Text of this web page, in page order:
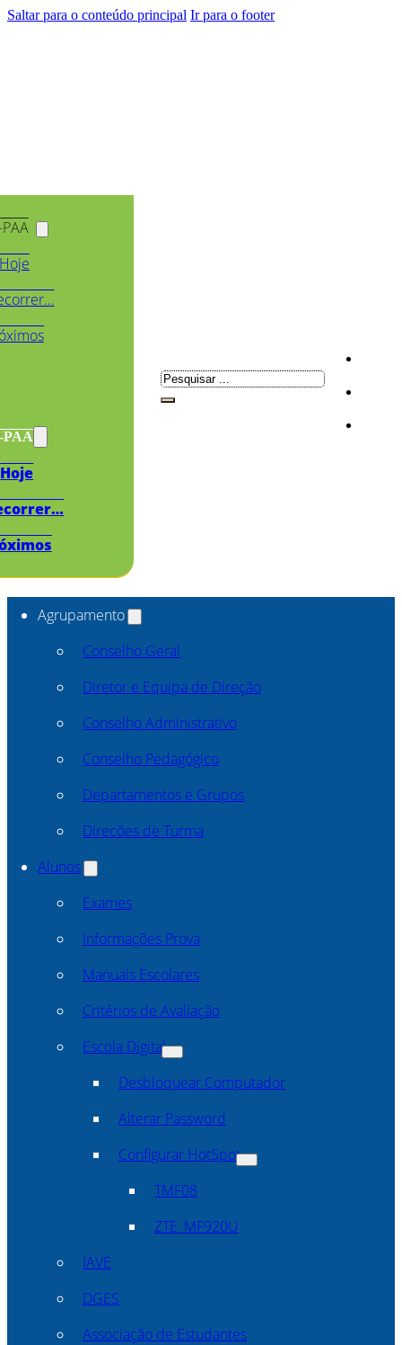
Saltar para o conteúdo principal Ir para o footer
PAA
Hoje
Pesquisar
Agrupamento
Conselho Geral
Diretor e Equipa de Direção
Conselho Administrativo
Conselho Pedagógico
Departamentos e Grupos
Direcões de Turma
Alunos
Exames
Informações Prova
Manuais Escolares
Critérios de Avaliação
Escola Digital
Desbloquear Computador
Alterar Password
Configurar HotSpot
TMF08
ZTE_MF920U
IAVE
DGES
Associação de Estudantes